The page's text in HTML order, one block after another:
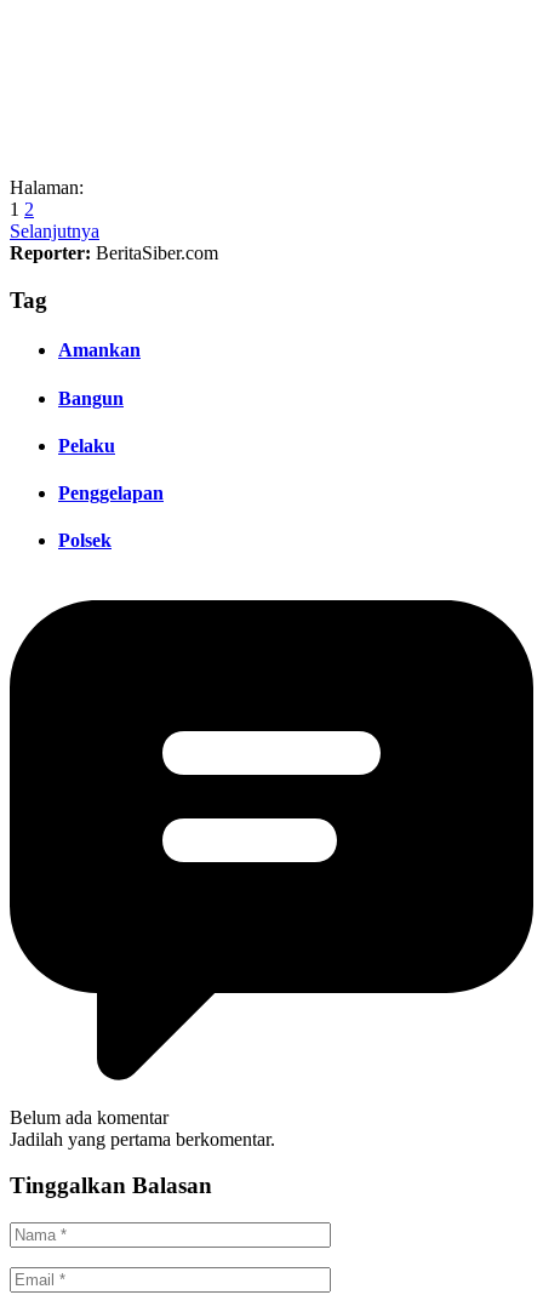
Halaman:
1 2
Selanjutnya
Reporter: BeritaSiber.com
Tag
Amankan
Bangun
Pelaku
Penggelapan
Polsek
Belum ada komentar
Jadilah yang pertama berkomentar.
Tinggalkan Balasan